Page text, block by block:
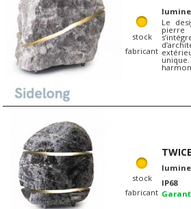
stock
fabricant
Le
stock
fabricant
TWICE
IP68